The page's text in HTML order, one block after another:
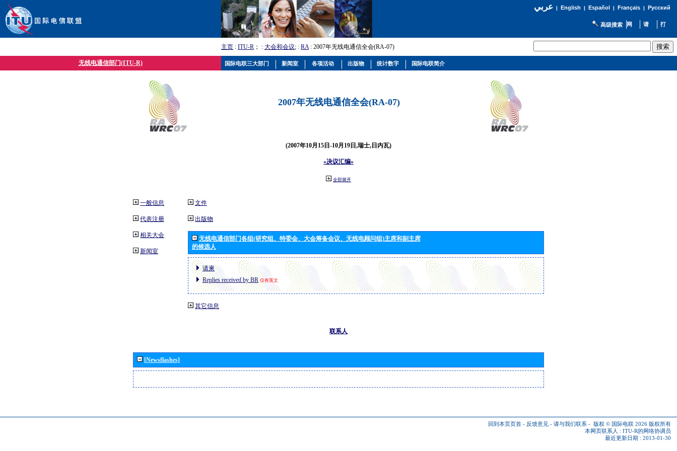
عربي| English | Español | Français| Русский
高级搜索
主页 : ITU-R ； : 大会和会议; : RA: 2007年无线电通信全会(RA-07)
无线电通信部门(ITU-R)
2007年无线电通信全会(RA-07)
(2007年10月15日-10月19日,瑞士,日内瓦)
«决议汇编»
全部展开
一般信息
代表注册
相关大会
新闻室
文件
出版物
无线电通信部门各组(研究组、特委会、大会筹备会议、无线电顾问组)主席和副主席
的候选人
请柬
Replies received by BR 仅有英文
其它信息
联系人
[Newsflashes]
回到本页页首 - 反馈意见 - 请与我们联系 - 版权 © 国际电联 2026 版权所有
本网页联系人 : ITU-R的网络协调员
最近更新日期 : 2013-01-30
国际电联三大部门 新闻室 各项活动 出版物 统计数字 国际电联简介